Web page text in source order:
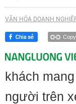
VĂN HÓA DOANH
khách
người trên